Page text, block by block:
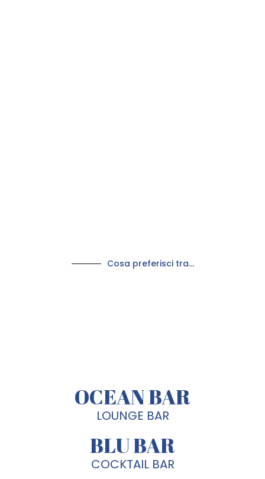
Cosa preferisci tra...
OCEAN BAR
LOUNGE BAR
BLU BAR
COCKTAIL BAR